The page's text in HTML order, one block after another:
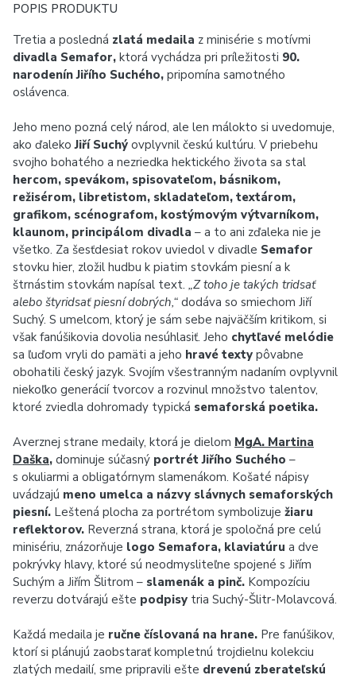
POPIS PRODUKTU
Tretia a posledná zlatá medaila z minisérie s motívmi
divadla Semafor, ktorá vychádza pri príležitosti 90.
narodenín Jiřího Suchého, pripomína samotného
oslávenca.
Jeho meno pozná celý národ, ale len málokto si uvedomuje,
ako ďalekoJiří Suchý ovplyvnil českú kultúru. V priebehu
svojho bohatého a nezriedka hektického života sa stal
hercom, spevákom, spisovateľom, básnikom,
režisérom, libretistom, skladateľom, textárom,
grafikom, scénografom, kostýmovým výtvarníkom,
klaunom, principálom divadla – a to ani zďaleka nie je
všetko. Za šesťdesiat rokov uviedol v divadle Semafor
stovku hier, zložil hudbu k piatim stovkám piesní a k
štrnástim stovkám napísal text. „Z toho je takých tridsať
alebo štyridsať piesní dobrých,“ dodáva so smiechom Jiří
Suchý. S umelcom, ktorý je sám sebe najväčším kritikom, si
však fanúšikovia dovolia nesúhlasiť. Jeho chytľavé melódie
sa ľuďom vryli do pamäti a jeho hravé texty pôvabne
obohatili český jazyk. Svojím všestranným nadaním ovplyvnil
niekoľko generácií tvorcov a rozvinul množstvo talentov,
ktoré zviedla dohromady typická semaforská poetika.
Averznej strane medaily, ktorá je dielom MgA. Martina
Daška, dominuje súčasný portrét Jiřího Suchého –
s okuliarmi a obligatórnym slamenákom. Košaté nápisy
uvádzajú meno umelca a názvy slávnych semaforských
piesní. Leštená plocha za portrétom symbolizuje žiaru
reflektorov. Reverzná strana, ktorá je spoločná pre celú
minisériu, znázorňuje logo Semafora, klaviatúru a dve
pokrývky hlavy, ktoré sú neodmysliteľne spojené s Jiřím
Suchým a Jiřím Šlitrom – slamenák a pinč. Kompozíciu
reverzu dotvárajú ešte podpisy tria Suchý-Šlitr-Molavcová.
Každá medaila je ručne číslovaná na hrane. Pre fanúšikov,
ktorí si plánujú zaobstarať kompletnú trojdielnu kolekciu
zlatých medailí, sme pripravili ešte drevenú zberateľskú